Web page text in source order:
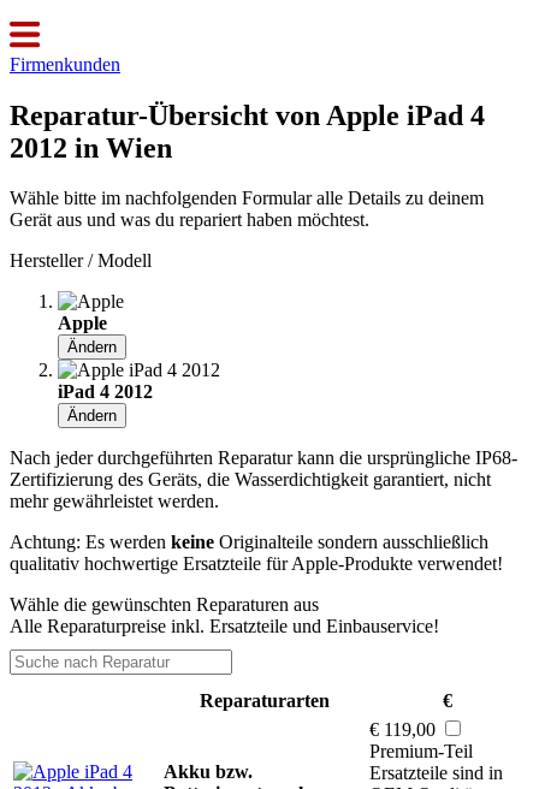
Firmenkunden
Reparatur-Übersicht von Apple iPad 4
2012 in Wien
Wähle bitte im nachfolgenden Formular alle Details zu deinem
Gerät aus und was du repariert haben möchtest.
Hersteller / Modell
Apple
Ändern
iPad 4 2012
Ändern
Nach jeder durchgeführten Reparatur kann die ursprüngliche IP68-
Zertifizierung des Geräts, die Wasserdichtigkeit garantiert, nicht
mehr gewährleistet werden.
Achtung: Es werden keine Originalteile sondern ausschließlich
qualitativ hochwertige Ersatzteile für Apple-Produkte verwendet!
Wähle die gewünschten Reparaturen aus
Alle Reparaturpreise inkl. Ersatzteile und Einbauservice!
Reparaturarten €
Akku bzw.
€ 119,00
Premium-Teil
Ersatzteile sind in